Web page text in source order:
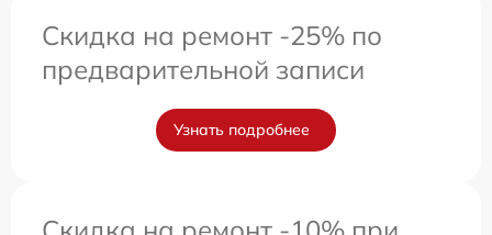
Скидка на ремонт -25% по
предварительной записи
Узнать подробнее